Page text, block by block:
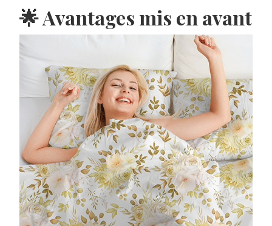
🌟 Avantages mis en avant